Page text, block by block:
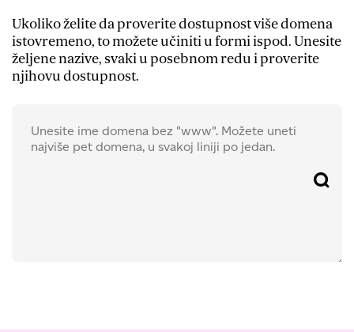
Ukoliko želite da proverite dostupnost više domena
istovremeno, to možete učiniti u formi ispod. Unesite
željene nazive, svaki u posebnom redu i proverite
njihovu dostupnost.